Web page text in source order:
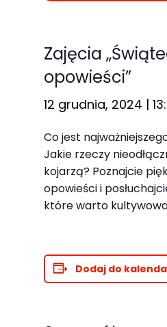
Zajęcia
opowieści”
12 grudnia, 2024 |
Co jest
Jakie rzeczy
kojarzą? Poznajcie
opowieści i
które warto
Dodaj do
Te pliki cookie
nie są
opcjonalne. Są
one potrzebne
funkcjonowania
strony
internetowej.
poprawić
funkcjonalność